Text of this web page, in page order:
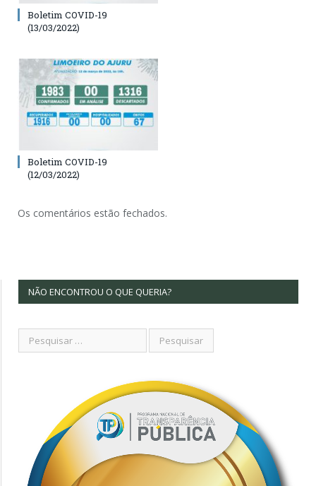
Boletim COVID-19
(13/03/2022)
Boletim COVID-19
(12/03/2022)
Os comentários estão fechados.
NÃO ENCONTROU O QUE QUERIA?